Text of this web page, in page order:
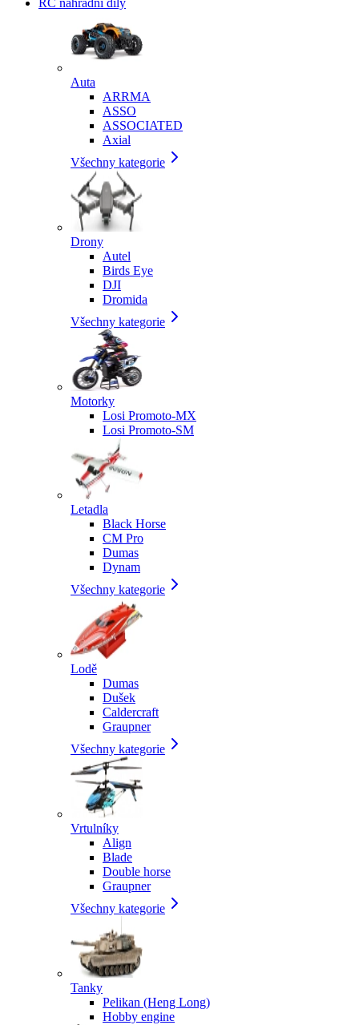
RC náhradní díly
Auta
ARRMA
ASSO
ASSOCIATED
Axial
Všechny kategorie
Drony
Autel
Birds Eye
DJI
Dromida
Všechny kategorie
Motorky
Losi Promoto-MX
Losi Promoto-SM
Letadla
Black Horse
CM Pro
Dumas
Dynam
Všechny kategorie
Lodě
Dumas
Dušek
Caldercraft
Graupner
Všechny kategorie
Vrtulníky
Align
Blade
Double horse
Graupner
Všechny kategorie
Tanky
Pelikan (Heng Long)
Hobby engine